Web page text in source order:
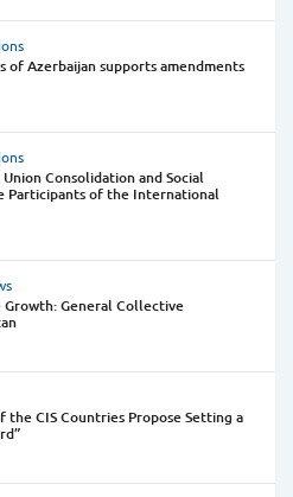
of Azerbaijan supports amendments
Consolidation and Social
Participants of the International
General Collective
the CIS Countries Propose Setting a